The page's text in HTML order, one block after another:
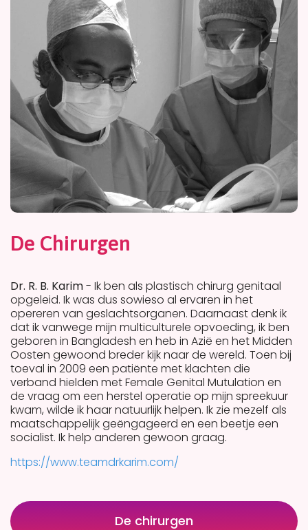
De Chirurgen
Dr. R. B. Karim- Ik ben als plastisch chirurg genitaal
opgeleid. Ik was dus sowieso al ervaren in het
opereren van geslachtsorganen. Daarnaast denk ik
dat ik vanwege mijn multiculturele opvoeding, ik ben
geboren in Bangladesh en heb in Azië en het Midden
Oosten gewoond breder kijk naar de wereld. Toen bij
toeval in 2009 een patiënte met klachten die
verband hielden met Female Genital Mutulation en
de vraag om een herstel operatie op mijn spreekuur
kwam, wilde ik haar natuurlijk helpen. Ik zie mezelf als
maatschappelijk geëngageerd en een beetje een
socialist. Ik help anderen gewoon graag.
https://www.teamdrkarim.com/
De chirurgen